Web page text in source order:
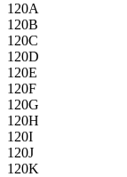
120A
120B
120C
120D
120E
120F
120G
120H
120I
120J
120K